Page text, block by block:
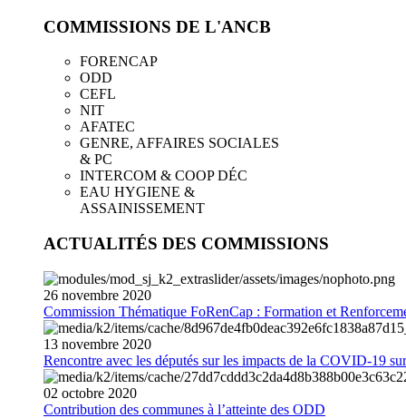
COMMISSIONS DE L'ANCB
FORENCAP
ODD
CEFL
NIT
AFATEC
GENRE, AFFAIRES SOCIALES
& PC
INTERCOM & COOP DÉC
EAU HYGIENE &
ASSAINISSEMENT
ACTUALITÉS DES COMMISSIONS
26 novembre 2020
Commission Thématique FoRenCap : Formation et
13 novembre 2020
Rencontre avec les députés sur les impacts de la COVID-19
02 octobre 2020
Contribution des communes à l’atteinte des ODD